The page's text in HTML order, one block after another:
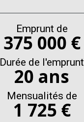
Emprunt de
375 000 €
Durée de l'emprunt
20 ans
Mensualités de
1 725 €